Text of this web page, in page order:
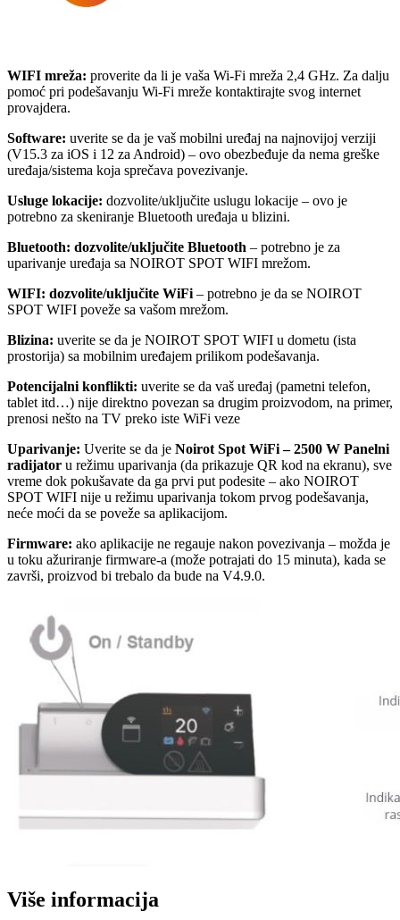
WIFI mreža: proverite da li je vaša Wi-Fi mreža 2,4 GHz. Za dalju
pomoć pri podešavanju Wi-Fi mreže kontaktirajte svog internet
provajdera.
Software: uverite se da je vaš mobilni uređaj na najnovijoj verziji
(V15.3 za iOS i 12 za Android) – ovo obezbeđuje da nema greške
uređaja/sistema koja sprečava povezivanje.
Usluge lokacije: dozvolite/uključite uslugu lokacije – ovo je
potrebno za skeniranje Bluetooth uređaja u blizini.
Bluetooth: dozvolite/uključite Bluetooth – potrebno je za
uparivanje uređaja sa NOIROT SPOT WIFI mrežom.
WIFI: dozvolite/uključite WiFi – potrebno je da se NOIROT
SPOT WIFI poveže sa vašom mrežom.
Blizina: uverite se da je NOIROT SPOT WIFI u dometu (ista
prostorija) sa mobilnim uređajem prilikom podešavanja.
Potencijalni konflikti: uverite se da vaš uređaj (pametni telefon,
tablet itd…) nije direktno povezan sa drugim proizvodom, na primer,
prenosi nešto na TV preko iste WiFi veze
Uparivanje: Uverite se da je Noirot Spot WiFi – 2500 W Panelni
radijator u režimu uparivanja (da prikazuje QR kod na ekranu), sve
vreme dok pokušavate da ga prvi put podesite – ako NOIROT
SPOT WIFI nije u režimu uparivanja tokom prvog podešavanja,
neće moći da se poveže sa aplikacijom.
Firmware: ako aplikacije ne regauje nakon povezivanja – možda je
u toku ažuriranje firmware-a (može potrajati do 15 minuta), kada se
završi, proizvod bi trebalo da bude na V4.9.0.
Više informacija